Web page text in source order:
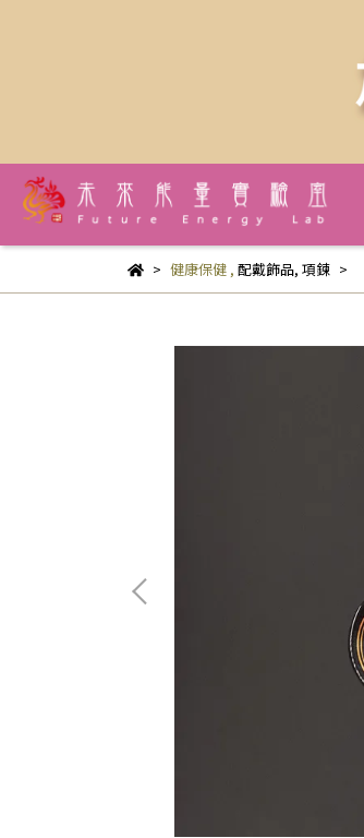
健康保健, 配戴飾品, 項鍊